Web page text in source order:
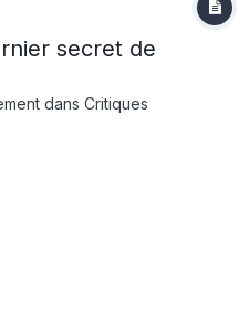
secret de
dans Critiques